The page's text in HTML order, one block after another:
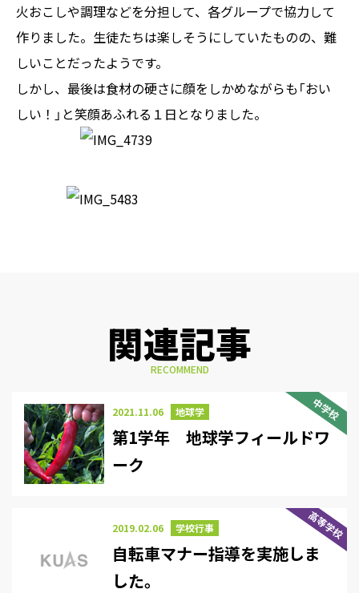
火おこしや調理などを分担して、各グループで協力して
作りました。生徒たちは楽しそうにしていたものの、難
しいことだったようです。
しかし、最後は食材の硬さに顔をしかめながらも「おい
しい！」と笑顔あふれる１日となりました。
関連記事
RECOMMEND
中学校
2021.11.06 地球学
第1学年 地球学フィールドワ
ーク
高等学校
2019.02.06 学校行事
自転車マナー指導を実施しま
した。